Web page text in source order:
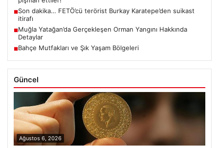
■Son dakika… FETÖ’cü terörist Burkay Karatepe’den suikast
itirafı
■Muğla Yatağan’da Gerçekleşen Orman Yangını Hakkında
Detaylar
■Bahçe Mutfakları ve Şık Yaşam Bölgeleri
Güncel
Ağustos 6, 2026